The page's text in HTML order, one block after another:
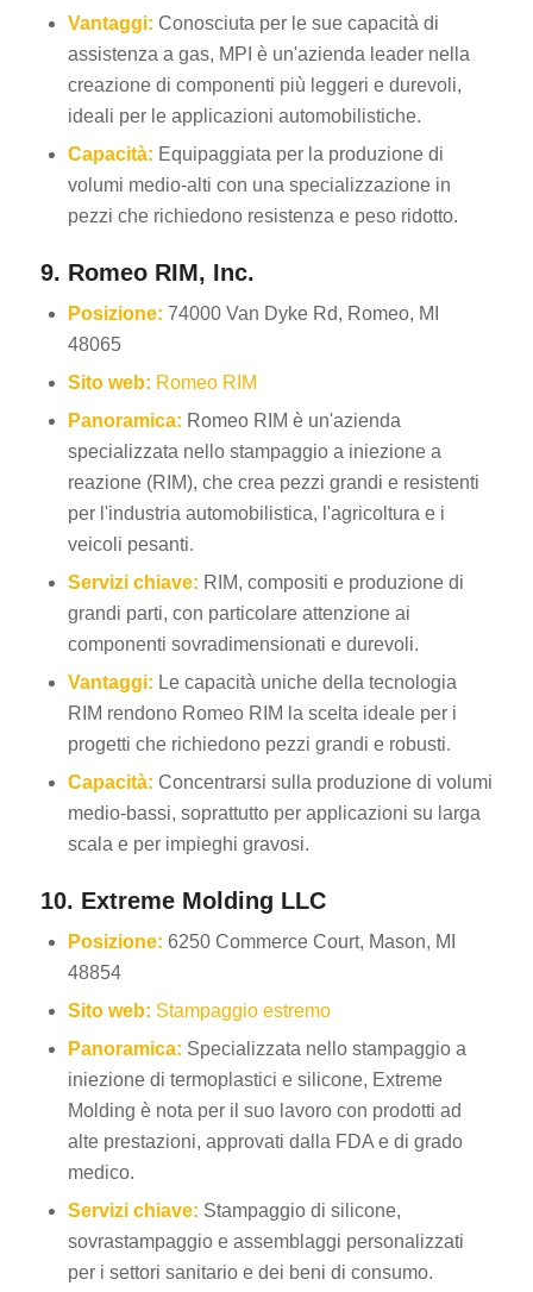
Vantaggi: Conosciuta per le sue capacità di
assistenza a gas, MPI è un'azienda leader nella
creazione di componenti più leggeri e durevoli,
ideali per le applicazioni automobilistiche.
Capacità: Equipaggiata per la produzione di
volumi medio-alti con una specializzazione in
pezzi che richiedono resistenza e peso ridotto.
9. Romeo RIM, Inc.
Posizione: 74000 Van Dyke Rd, Romeo, MI
48065
Sito web: Romeo RIM
Panoramica: Romeo RIM è un'azienda
specializzata nello stampaggio a iniezione a
reazione (RIM), che crea pezzi grandi e resistenti
per l'industria automobilistica, l'agricoltura e i
veicoli pesanti.
Servizi chiave: RIM, compositi e produzione di
grandi parti, con particolare attenzione ai
componenti sovradimensionati e durevoli.
Vantaggi: Le capacità uniche della tecnologia
RIM rendono Romeo RIM la scelta ideale per i
progetti che richiedono pezzi grandi e robusti.
Capacità: Concentrarsi sulla produzione di volumi
medio-bassi, soprattutto per applicazioni su larga
scala e per impieghi gravosi.
10. Extreme Molding LLC
Posizione: 6250 Commerce Court, Mason, MI
48854
Sito web: Stampaggio estremo
Panoramica: Specializzata nello stampaggio a
iniezione di termoplastici e silicone, Extreme
Molding è nota per il suo lavoro con prodotti ad
alte prestazioni, approvati dalla FDA e di grado
medico.
Servizi chiave: Stampaggio di silicone,
sovrastampaggio e assemblaggi personalizzati
per i settori sanitario e dei beni di consumo.